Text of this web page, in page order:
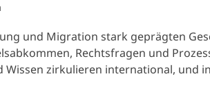
und Migration stark geprägten
Rechtsfragen und
Wissen zirkulieren international, und